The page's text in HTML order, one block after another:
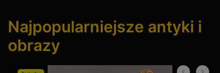
Turyngia to region o ogromnych tradycjach. Manufaktury takie jak
porcelany i bogatych zdobień reliefowych. Dzbanki z tego regionu
Najpopularniejsze antyki i
obrazy